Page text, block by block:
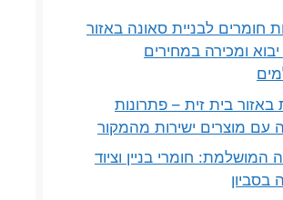
חומרים לבניית סאונה באזור
יבוא ומכירה במחירים
באזור בית זית – פתרונות
עם מוצרים ישירות מהמקור
המושלמת: חומרי בניין וציוד
בסביון